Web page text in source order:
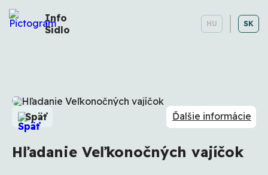
Info
Sídlo
HU SK
Späť Ďalšie informácie
Hľadanie Veľkonočných vajíčok